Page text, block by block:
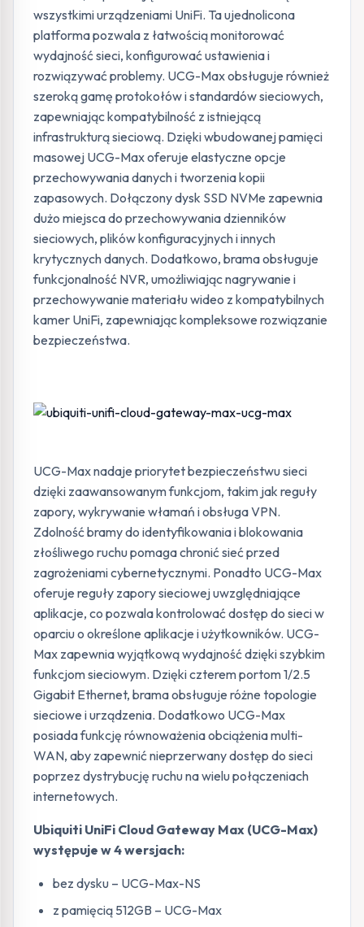
wszystkimi urządzeniami UniFi. Ta ujednolicona
platforma pozwala z łatwością monitorować
wydajność sieci, konfigurować ustawienia i
rozwiązywać problemy. UCG-Max obsługuje również
szeroką gamę protokołów i standardów sieciowych,
zapewniając kompatybilność z istniejącą
infrastrukturą sieciową. Dzięki wbudowanej pamięci
masowej UCG-Max oferuje elastyczne opcje
przechowywania danych i tworzenia kopii
zapasowych. Dołączony dysk SSD NVMe zapewnia
dużo miejsca do przechowywania dzienników
sieciowych, plików konfiguracyjnych i innych
krytycznych danych. Dodatkowo, brama obsługuje
funkcjonalność NVR, umożliwiając nagrywanie i
przechowywanie materiału wideo z kompatybilnych
kamer UniFi, zapewniając kompleksowe rozwiązanie
bezpieczeństwa.
UCG-Max nadaje priorytet bezpieczeństwu sieci
dzięki zaawansowanym funkcjom, takim jak reguły
zapory, wykrywanie włamań i obsługa VPN.
Zdolność bramy do identyfikowania i blokowania
złośliwego ruchu pomaga chronić sieć przed
zagrożeniami cybernetycznymi. Ponadto UCG-Max
oferuje reguły zapory sieciowej uwzględniające
aplikacje, co pozwala kontrolować dostęp do sieci w
oparciu o określone aplikacje i użytkowników. UCG-
Max zapewnia wyjątkową wydajność dzięki szybkim
funkcjom sieciowym. Dzięki czterem portom 1/2.5
Gigabit Ethernet, brama obsługuje różne topologie
sieciowe i urządzenia. Dodatkowo UCG-Max
posiada funkcję równoważenia obciążenia multi-
WAN, aby zapewnić nieprzerwany dostęp do sieci
poprzez dystrybucję ruchu na wielu połączeniach
internetowych.
Ubiquiti UniFi Cloud Gateway Max (UCG-Max)
występuje w 4 wersjach:
bez dysku – UCG-Max-NS
z pamięcią 512GB – UCG-Max